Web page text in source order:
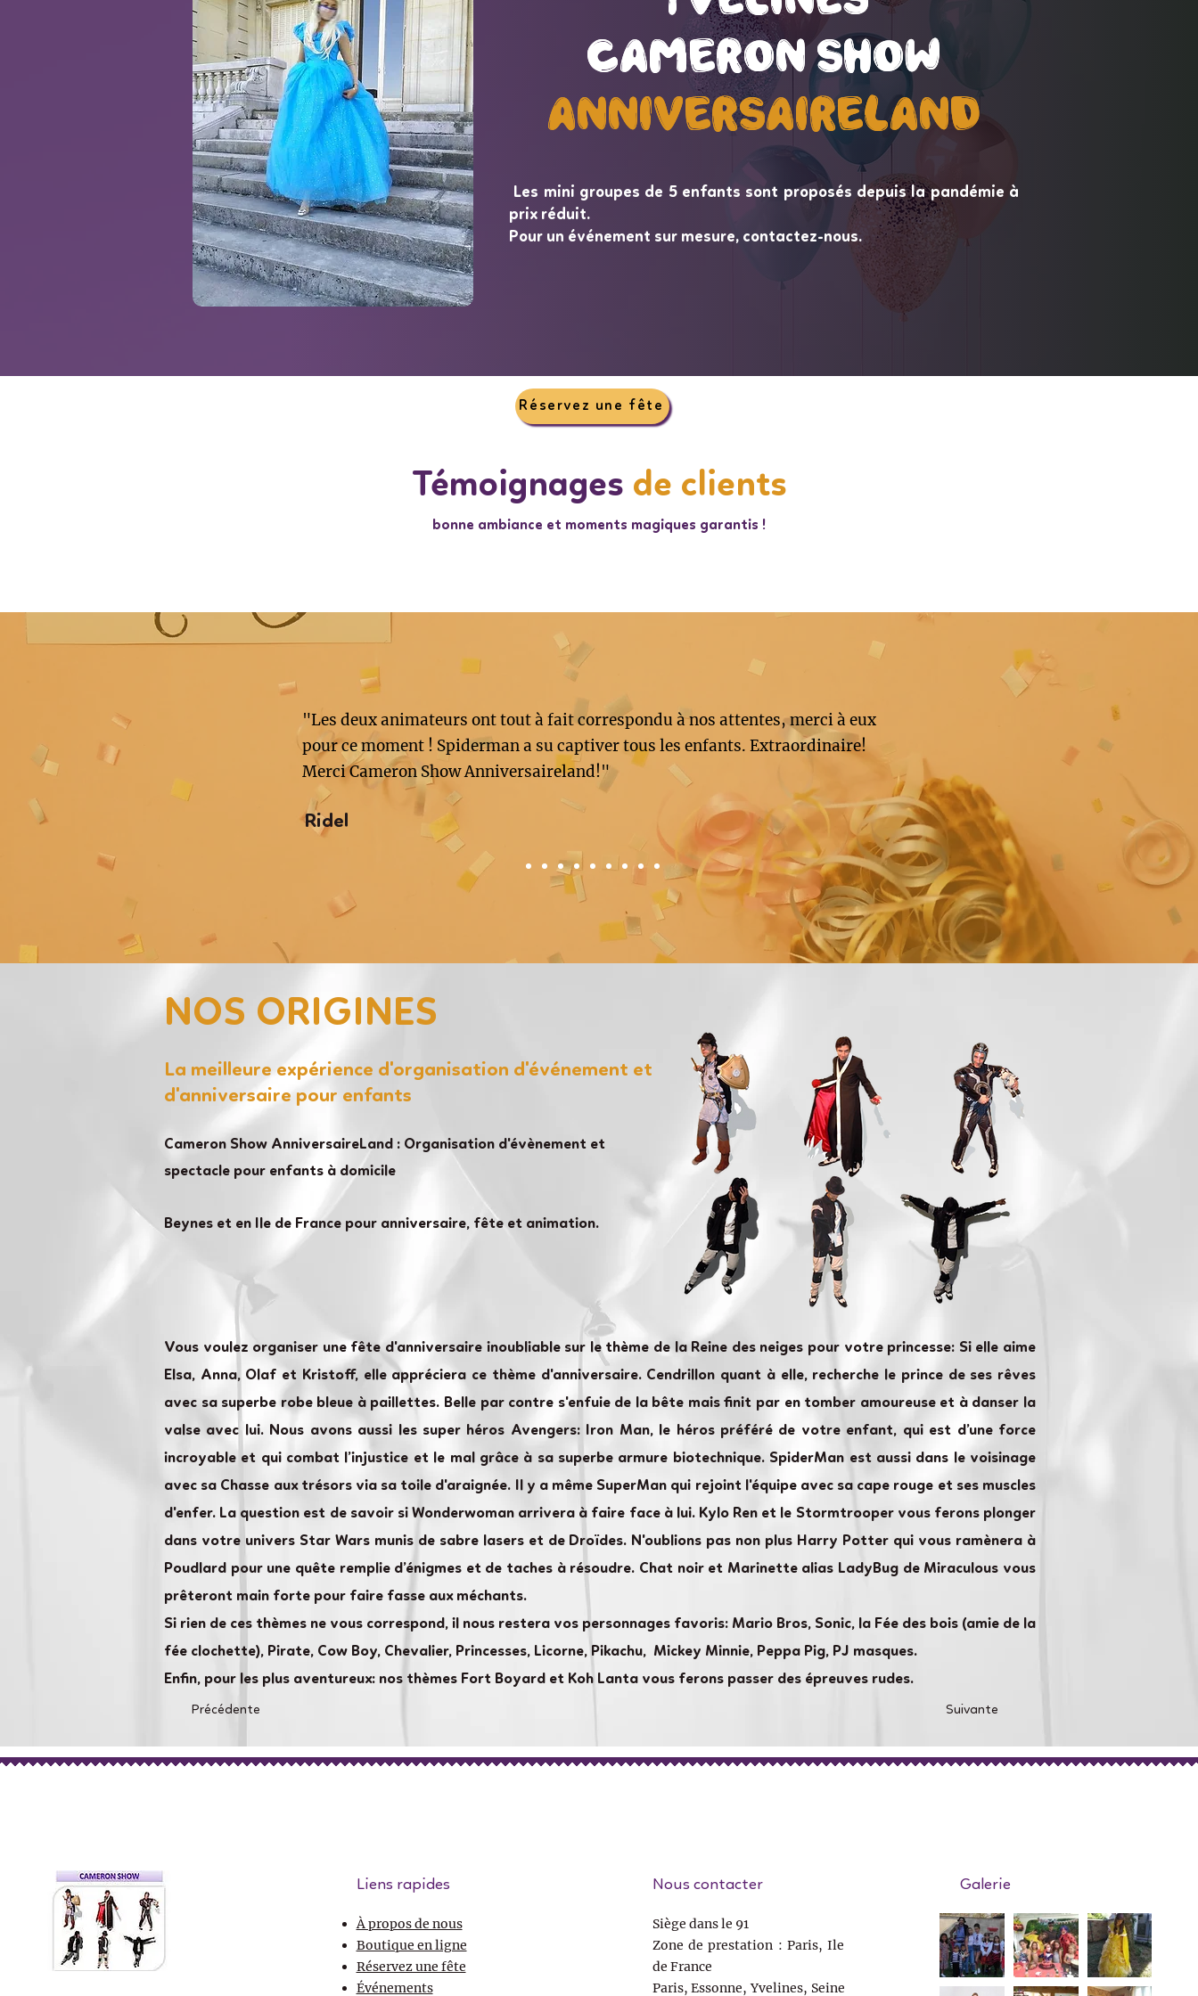
Cameron Show
AnniversaireLand
Cameron Show
AnniversaireLand
Les mini groupes de 5 enfants sont proposés depuis la pandémie à
prix réduit.
Pour un événement sur mesure, contactez-nous.
Réservez une fête
Témoignages de clients
bonne ambiance et moments magiques garantis !
"Les deux animateurs ont tout à fait correspondu à nos attentes, merci à eux
pour ce moment ! Spiderman a su captiver tous les enfants. Extraordinaire!
Merci Cameron Show Anniversaireland!"
Ridel
NOS ORIGINES
La meilleure expérience d'organisation d'événement et
d'anniversaire pour enfants
Cameron Show AnniversaireLand : Organisation d'évènement et
spectacle pour enfants à domicile
Beynes et en Ile de France pour anniversaire, fête et animation.
Vous voulez organiser une fête d'anniversaire inoubliable sur le thème de la Reine des neiges pour votre princesse: Si elle aime
Elsa, Anna, Olaf et Kristoff, elle appréciera ce thème d'anniversaire. Cendrillon quant à elle, recherche le prince de ses rêves
avec sa superbe robe bleue à paillettes. Belle par contre s'enfuie de la bête mais finit par en tomber amoureuse et à danser la
valse avec lui. Nous avons aussi les super héros Avengers: Iron Man, le héros préféré de votre enfant, qui est d’une force
incroyable et qui combat l’injustice et le mal grâce à sa superbe armure biotechnique. SpiderMan est aussi dans le voisinage
avec sa Chasse aux trésors via sa toile d'araignée. Il y a même SuperMan qui rejoint l'équipe avec sa cape rouge et ses muscles
d'enfer. La question est de savoir si Wonderwoman arrivera à faire face à lui. Kylo Ren et le Stormtrooper vous ferons plonger
dans votre univers Star Wars munis de sabre lasers et de Droïdes. N'oublions pas non plus Harry Potter qui vous ramènera à
Poudlard pour une quête remplie d’énigmes et de taches à résoudre. Chat noir et Marinette alias LadyBug de Miraculous vous
prêteront main forte pour faire fasse aux méchants.
Si rien de ces thèmes ne vous correspond, il nous restera vos personnages favoris: Mario Bros, Sonic, la Fée des bois (amie de la
fée clochette), Pirate, Cow Boy, Chevalier, Princesses, Licorne, Pikachu, Mickey Minnie, Peppa Pig, PJ masques.
Enfin, pour les plus aventureux: nos thèmes Fort Boyard et Koh Lanta vous ferons passer des épreuves rudes.
Précédente Suivante
Liens rapides
À propos de nous
Boutique en ligne
Réservez une fête
Événements
Nous contacter
Siège dans le 91
Zone de prestation : Paris, Ile
de France
Paris, Essonne, Yvelines, Seine
Galerie